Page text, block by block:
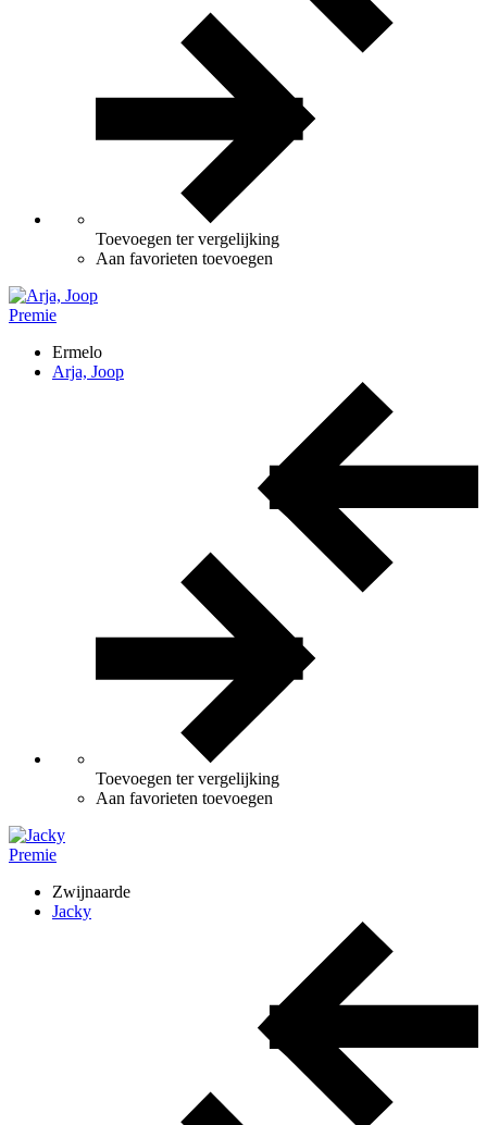
Toevoegen ter vergelijking
Aan favorieten toevoegen
Premie
Ermelo
Arja, Joop
Toevoegen ter vergelijking
Aan favorieten toevoegen
Premie
Zwijnaarde
Jacky